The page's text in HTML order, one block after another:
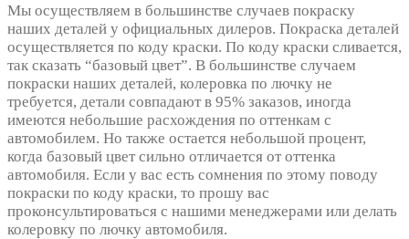
Мы осуществляем в большинстве случаев покраску
наших деталей у официальных дилеров. Покраска деталей
осуществляется по коду краски. По коду краски сливается,
так сказать “базовый цвет”. В большинстве случаем
покраски наших деталей, колеровка по лючку не
требуется, детали совпадают в 95% заказов, иногда
имеются небольшие расхождения по оттенкам с
автомобилем. Но также остается небольшой процент,
когда базовый цвет сильно отличается от оттенка
автомобиля. Если у вас есть сомнения по этому поводу
покраски по коду краски, то прошу вас
проконсультироваться с нашими менеджерами или делать
колеровку по лючку автомобиля.